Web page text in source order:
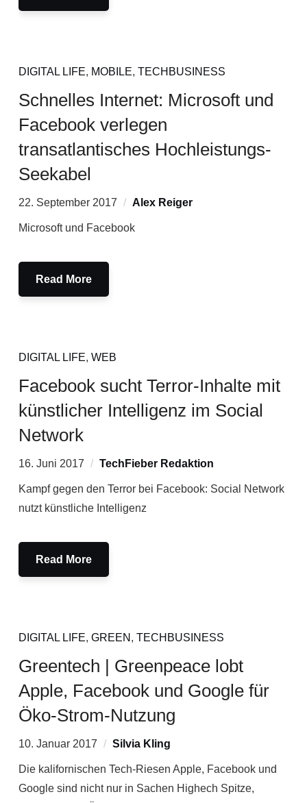
DIGITAL LIFE, MOBILE, TECHBUSINESS
Schnelles Internet: Microsoft und
Facebook verlegen
transatlantisches Hochleistungs-
Seekabel
22. September 2017 Alex Reiger
Microsoft und Facebook
Read More
DIGITAL LIFE, WEB
Facebook sucht Terror-Inhalte mit
künstlicher Intelligenz im Social
Network
16. Juni 2017 TechFieber Redaktion
Kampf gegen den Terror bei Facebook: Social Network
nutzt künstliche Intelligenz
Read More
DIGITAL LIFE, GREEN , TECHBUSINESS
Greentech | Greenpeace lobt
Apple, Facebook und Google für
Öko-Strom-Nutzung
10. Januar 2017 Silvia Kling
Die kalifornischen Tech-Riesen Apple, Facebook und
Google sind nicht nur in Sachen Highech Spitze,